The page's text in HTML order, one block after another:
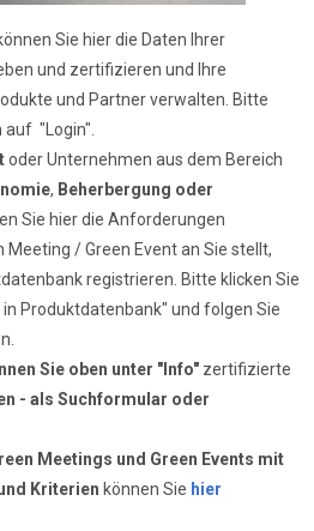
Sie hier die Daten Ihrer
und zertifizieren und Ihre
und Partner verwalten. Bitte
auf "Login".
oder Unternehmen aus dem Bereich
, Beherbergung oder
Sie hier die Anforderungen
Meeting / Green Event an Sie stellt,
registrieren. Bitte klicken Sie
Produktdatenbank" und folgen Sie
Sie oben unter "Info" zertifizierte
- als Suchformular oder
Meetings und Green Events mit
Kriterien können Sie hier